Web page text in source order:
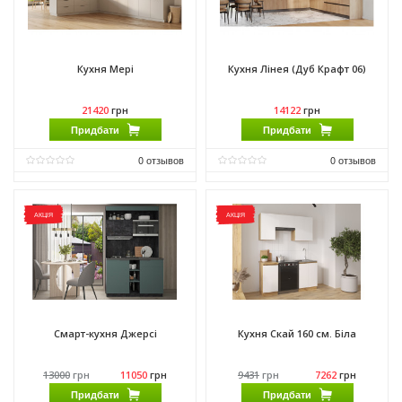
Кухня Мері
21420 грн
Придбати
0отзывов
Виробник: МироМарк
Матеріал: МДФ
Матеріал каркасу: ДСП
Кухня Лінея (Дуб Крафт 06)
14122 грн
Придбати
0отзывов
Виробник: МироМарк
Матеріал:
ДСП
Матеріал каркасу: ДСП
АКЦІЯ
Смарт-кухня Джерсі
13000 грн 11050 грн
Придбати
АКЦІЯ
Кухня Скай 160 см. Біла
9431 грн 7262 грн
Придбати